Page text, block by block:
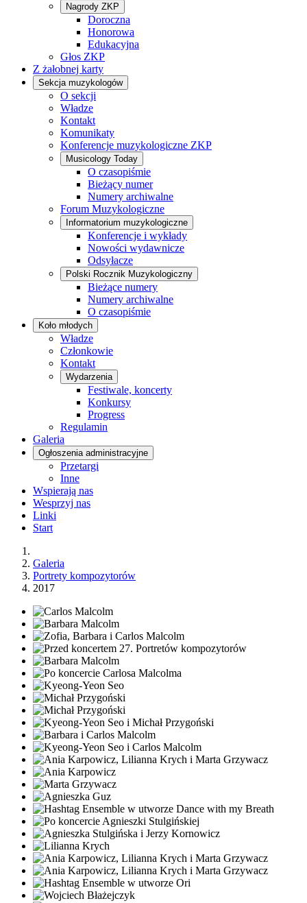
Nagrody ZKP
Doroczna
Honorowa
Edukacyjna
Głos ZKP
Z żałobnej karty
Sekcja muzykologów
O sekcji
Władze
Kontakt
Komunikaty
Konferencje muzykologiczne ZKP
Musicology Today
O czasopiśmie
Bieżący numer
Numery archiwalne
Forum Muzykologiczne
Informatorium muzykologiczne
Konferencje i wykłady
Nowości wydawnicze
Odsyłacze
Polski Rocznik Muzykologiczny
Bieżące numery
Numery archiwalne
O czasopiśmie
Koło młodych
Władze
Członkowie
Kontakt
Wydarzenia
Festiwale, koncerty
Konkursy
Progress
Regulamin
Galeria
Ogłoszenia administracyjne
Przetargi
Inne
Wspierają nas
Wesprzyj nas
Linki
Start
Galeria
Portrety kompozytorów
2017